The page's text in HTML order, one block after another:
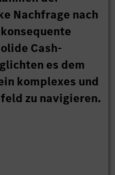
Nachfrage nach
Cash-
es dem
komplexes und
zu navigieren.